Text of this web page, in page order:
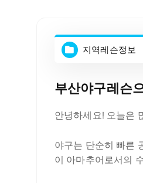
지역레슨정보
부산야구레슨
안녕하세요! 오늘은
야구는 단순히 빠른
이 아마추어로서의